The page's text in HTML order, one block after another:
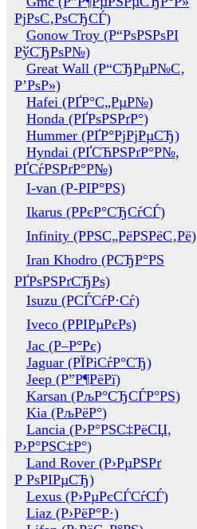
РјРѕС‚РѕСЂСЃ)
Gonow Troy (Р“РѕРЅРѕРІ
РўСЂРѕР№)
Great Wall (Р“СЂРµР№С‚
Р’РѕР»)
Hafei (РҐР°С„РµР№)
Honda (РҐРѕРЅРґР°)
Hummer (РҐР°РјРјРµСЂ)
Hyndai (РҐСЋРЅРґР°Р№,
РҐСѓРЅРґР°Р№)
I-van (Р-РІР°РЅ)
Ikarus (РРєР°СЂСѓСЃ)
Infinity (РРЅС„РёРЅРёС‚Рё)
Iran Khodro (РСЂР°РЅ
РҐРѕРЅРґСЂРѕ)
Isuzu (РСЃСѓР·Сѓ)
Iveco (РРІРµРєРѕ)
Jac (Р–Р°Рє)
Jaguar (РЇРіСѓР°СЂ)
Jeep (Р”Р¶РёРї)
Karsan (РљР°СЂСЃР°РЅ)
Kia (РљРёР°)
Lancia (Р›Р°РЅС‡РёСЏ,
Р›Р°РЅС‡Р°)
Land Rover (Р›РµРЅРґ
Р РѕРІРµСЂ)
Lexus (Р›РµРєСЃСѓСЃ)
Liaz (Р›РёР°Р·)